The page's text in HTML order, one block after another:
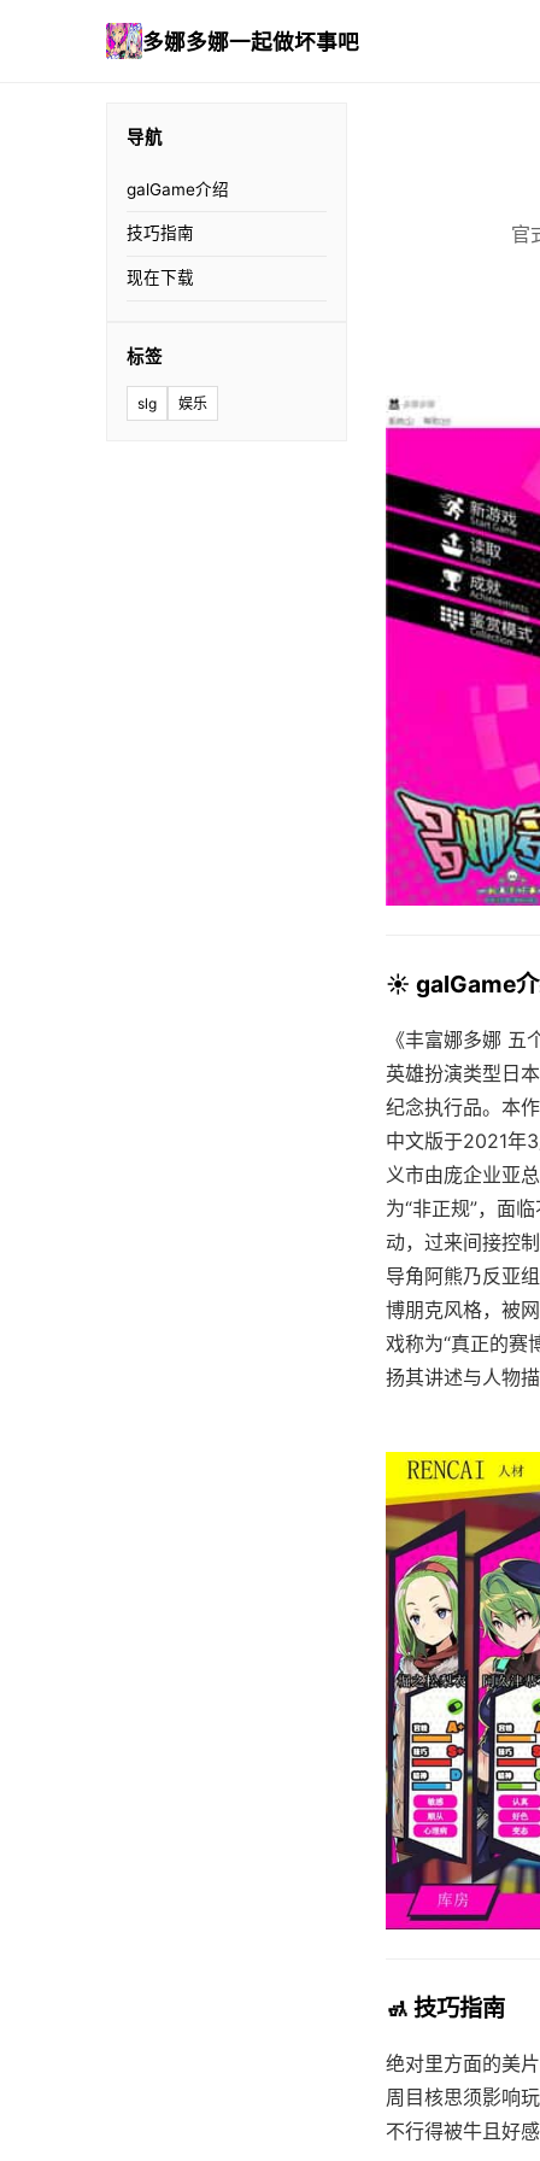
多娜多娜一起做坏事吧
导航
galGame介绍
技巧指南
现在下载
标签
slg 娱乐
官
☀️ galGame
《丰富娜多娜
英雄扮演类型日
纪念执行品。本
中文版于2021年
义市由庞企业亚
为“非正规”，面
动，过来间接控
导角阿熊乃反亚
博朋克风格，被
戏称为“真正的赛
扬其讲述与人物
🚮 技巧指南
绝对里方面的美
周目核思须影响
不行得被牛且好